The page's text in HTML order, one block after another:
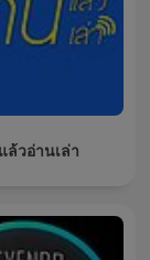
ล้วอ่านเล่า